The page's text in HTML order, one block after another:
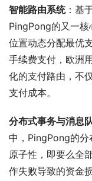
智能路由系统：基
PingPong的又一核
位置动态分配最优
手续费支付，欧洲
化的支付路由，不
支付成本。
分布式事务与消息
中，PingPong的分
原子性，即要么全
作失败导致的资金